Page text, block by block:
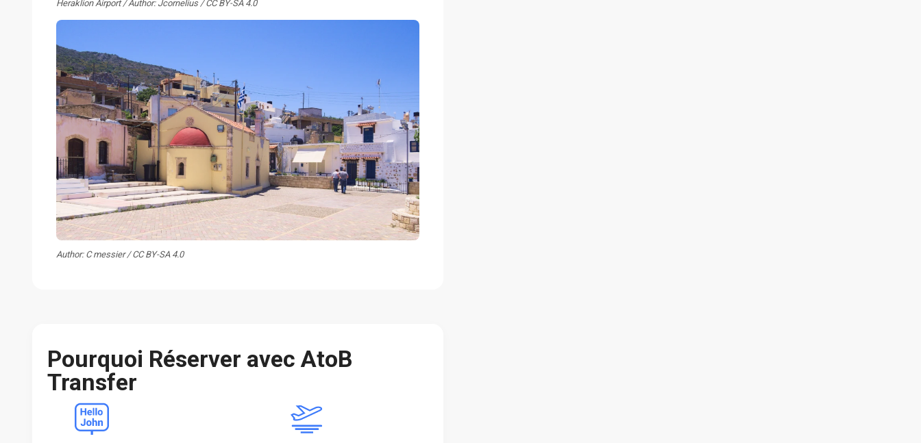
Heraklion Airport / Author: Jcornelius / CC BY-SA 4.0
Author: C messier / CC BY-SA 4.0
Pourquoi Réserver avec AtoB
Transfer